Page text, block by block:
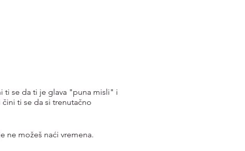
ti se da ti je glava "puna misli" i
ti se da si trenutačno
ne možeš naći vremena.